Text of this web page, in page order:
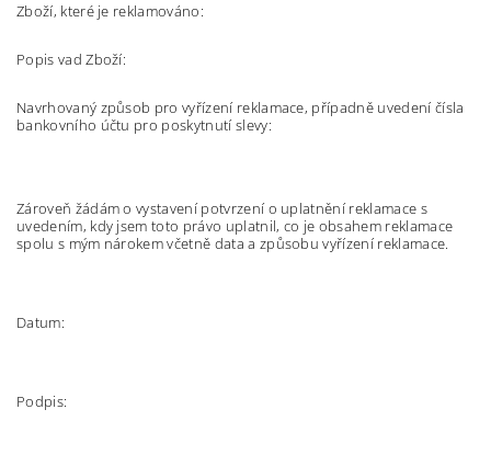
Zboží, které je reklamováno:
Popis vad Zboží:
Navrhovaný způsob pro vyřízení reklamace, případně uvedení čísla
bankovního účtu pro poskytnutí slevy:
Zároveň žádám o vystavení potvrzení o uplatnění reklamace s
uvedením, kdy jsem toto právo uplatnil, co je obsahem reklamace
spolu s mým nárokem včetně data a způsobu vyřízení reklamace.
Datum:
Podpis: